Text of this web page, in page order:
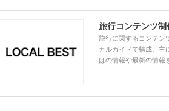
旅行コンテンツ制
旅行に関するコンテン
カルガイドで構成。主
はの情報や最新の情報